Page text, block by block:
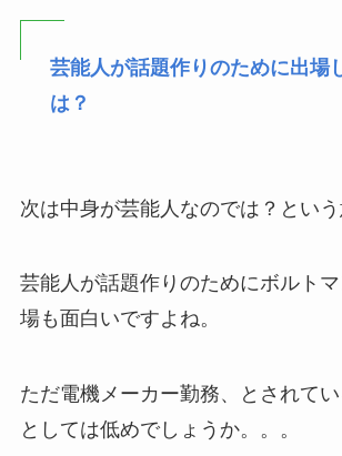
芸能人が話題作りのために出場
は？
次は中身が芸能人なのでは？という
芸能人が話題作りのためにボルト
場も面白いですよね。
ただ電機メーカー勤務、とされて
としては低めでしょうか。。。